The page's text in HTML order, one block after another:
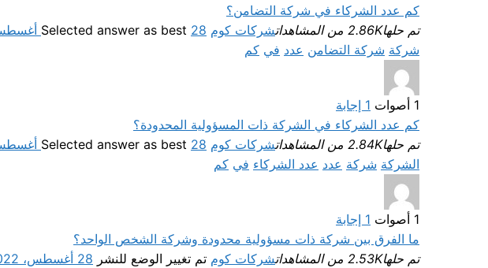
كم عدد الشركاء في شركة التضامن؟
تم حلها2.86K من المشاهدات شركات كوم 28 أغسطس، 2022
شركة شركة التضامن عدد في كم
1 أصوات 1 إجابة
كم عدد الشركاء في الشركة ذات المسؤولية المحدودة؟
تم حلها2.84K من المشاهدات شركات كوم 28 أغسطس، 2022
الشركة شركة عدد عدد الشركاء في كم
1 أصوات 1 إجابة
ما الفرق بين شركة ذات مسؤولية محدودة وشركة الشخص الواحد؟
تم حلها2.53K من المشاهدات شركات كوم تم تغيير الوضع للنشر 28 أغسطس، 2022